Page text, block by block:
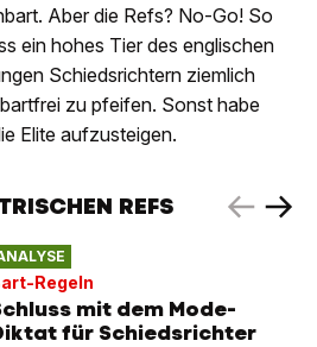
Aber die Refs? No-Go! So
ein hohes Tier des englischen
Schiedsrichtern ziemlich
zu pfeifen. Sonst habe
Elite aufzusteigen.
REFS
Regeln
mit dem Mode-
für Schiedsrichter